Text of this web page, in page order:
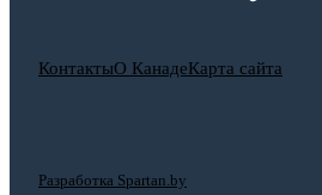
КонтактыО КанадеКарта сайта
Разработка Spartan.by